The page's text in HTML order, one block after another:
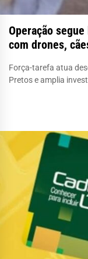
Operação
com drones,
Força-tarefa atua
Pretos e amplia